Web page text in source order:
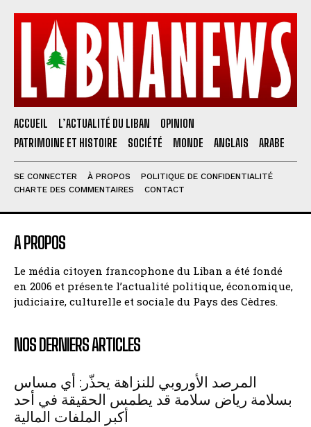
ACCUEIL L’ACTUALITÉ DU LIBAN
OPINION
PATRIMOINE ET HISTOIRE
SOCIÉTÉ MONDE ANGLAIS ARABE
SE CONNECTER À PROPOS
POLITIQUE DE CONFIDENTIALITÉ
CHARTE DES COMMENTAIRES
CONTACT
A PROPOS
Le média citoyen francophone du Liban a été fondé
en 2006 et présente l’actualité politique, économique,
judiciaire, culturelle et sociale du Pays des Cèdres.
NOS DERNIERS ARTICLES
المرصد الأوروبي للنزاهة يحذّر: أي مساس
بسلامة رياض سلامة قد يطمس الحقيقة في أحد
أكبر الملفات المالية